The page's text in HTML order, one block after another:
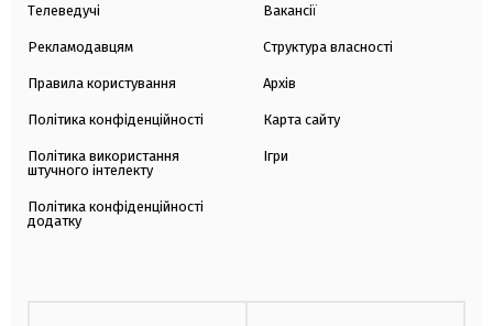
Телеведучі
Рекламодавцям
Правила користування
Політика конфіденційності
Політика використання
штучного інтелекту
Політика конфіденційності
додатку
Вакансії
Структура власності
Архів
Карта сайту
Ігри